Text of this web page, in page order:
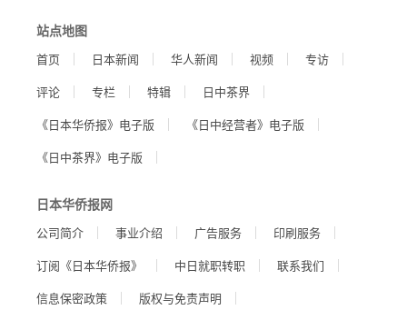
站点地图
首页 日本新闻 华人新闻 视频
专访
评论
专栏 特辑
日中茶界
《日本华侨报》电子版
《日中经营者》电子版
《日中茶界》电子版
日本华侨报网
公司简介 事业介绍 广告服务
印刷服务
订阅《日本华侨报》
中日就职转职
联系我们
信息保密政策
版权与免责声明